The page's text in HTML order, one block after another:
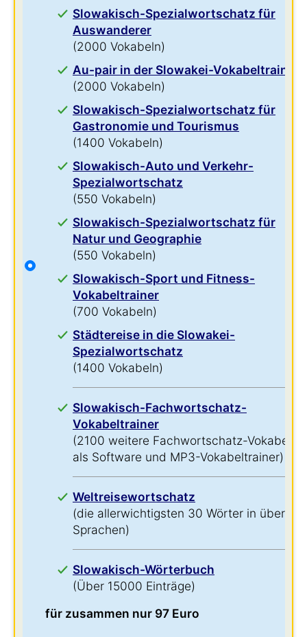
Slowakisch-Spezialwortschatz für
Auswanderer
(2000 Vokabeln)
Au-pair in der Slowakei-Vokabeltrainer
(2000 Vokabeln)
Slowakisch-Spezialwortschatz für
Gastronomie und Tourismus
(1400 Vokabeln)
Slowakisch-Auto und Verkehr-
Spezialwortschatz
(550 Vokabeln)
Slowakisch-Spezialwortschatz für
Natur und Geographie
(550 Vokabeln)
Slowakisch-Sport und Fitness-
Vokabeltrainer
(700 Vokabeln)
Städtereise in die Slowakei-
Spezialwortschatz
(1400 Vokabeln)
Slowakisch-Fachwortschatz-
Vokabeltrainer
(2100 weitere Fachwortschatz-Vokabeln
als Software und MP3-Vokabeltrainer)
Weltreisewortschatz
(die allerwichtigsten 30 Wörter in über 60
Sprachen)
Slowakisch-Wörterbuch
(Über 15000 Einträge)
für zusammen nur 97 Euro